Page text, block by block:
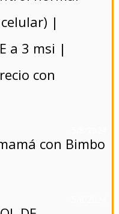
|
a 3 msi |
con
con Bimbo